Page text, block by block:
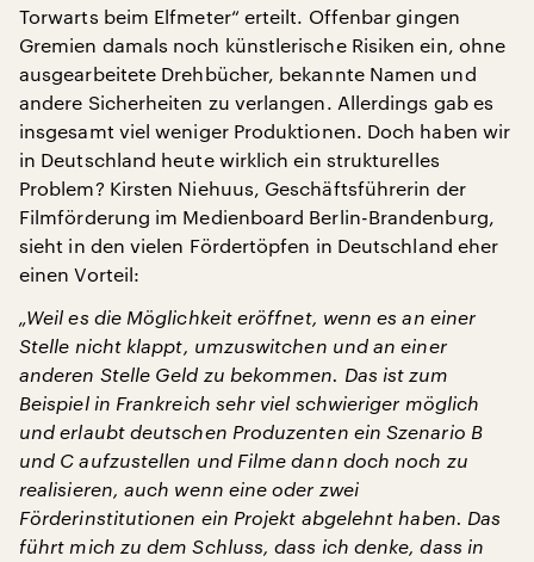
Torwarts beim Elfmeter“ erteilt. Offenbar gingen
Gremien damals noch künstlerische Risiken ein, ohne
ausgearbeitete Drehbücher, bekannte Namen und
andere Sicherheiten zu verlangen. Allerdings gab es
insgesamt viel weniger Produktionen. Doch haben wir
in Deutschland heute wirklich ein strukturelles
Problem? Kirsten Niehuus, Geschäftsführerin der
Filmförderung im Medienboard Berlin-Brandenburg,
sieht in den vielen Fördertöpfen in Deutschland eher
einen Vorteil:
„Weil es die Möglichkeit eröffnet, wenn es an einer
Stelle nicht klappt, umzuswitchen und an einer
anderen Stelle Geld zu bekommen. Das ist zum
Beispiel in Frankreich sehr viel schwieriger möglich
und erlaubt deutschen Produzenten ein Szenario B
und C aufzustellen und Filme dann doch noch zu
realisieren, auch wenn eine oder zwei
Förderinstitutionen ein Projekt abgelehnt haben. Das
führt mich zu dem Schluss, dass ich denke, dass in